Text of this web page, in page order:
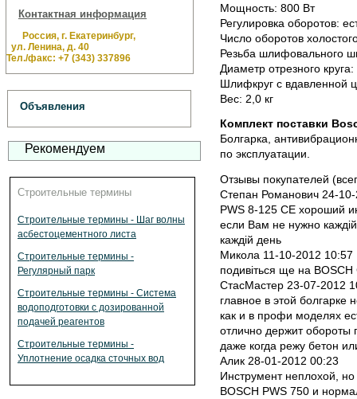
Контактная информация
Россия, г. Екатеринбург,
ул. Ленина, д. 40
Тел./факс: +7 (343) 337896
Объявления
Рекомендуем
Строительные термины
Строительные термины - Шаг волны
асбестоцементного листа
Строительные термины -
Регулярный парк
Строительные термины - Система
водоподготовки с дозированной
подачей реагентов
Строительные термины -
Уплотнение осадка сточных вод
Мощность: 800 Вт
Регулировка оборотов:
Число оборотов
Резьба шлифовального
Диаметр отрезного
Шлифкруг с вдавленной
Вес: 2,0 кг
Комплект поставки
Болгарка,
по эксплуатации.
Отзывы покупателей
Степан Романович 24-
PWS 8-125 CE хороший
если Вам не нужно
каждій день
Микола 11-10-2012 10:57
подивіться ще на
СтасМастер 23-07-2012
главное в этой болгарке
как и в профи моделях
отлично держит обороты
даже когда режу бетон
Алик 28-01-2012 00:23
Инструмент неплохой,
BOSCH PWS 750 и